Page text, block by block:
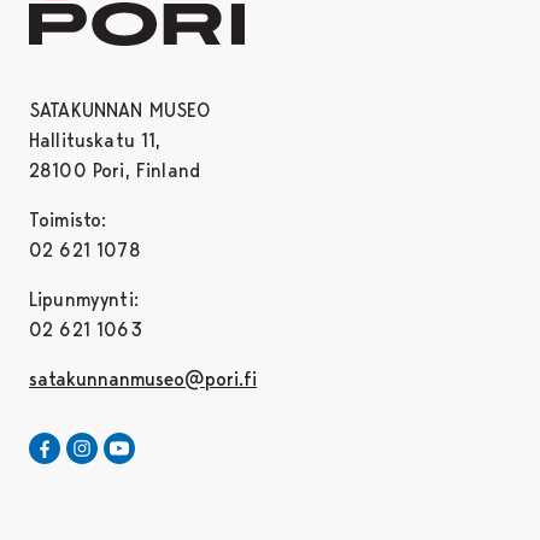
SATAKUNNAN MUSEO
Hallituskatu 11,
28100 Pori, Finland
Toimisto:
02 621 1078
Lipunmyynti:
02 621 1063
satakunnanmuseo@pori.fi
Satakunnan Museo Facebookissa
Avautuu uudessa välilehdessä
Satakunnan Museo Instagrammissa
Avautuu uudessa välilehdessä